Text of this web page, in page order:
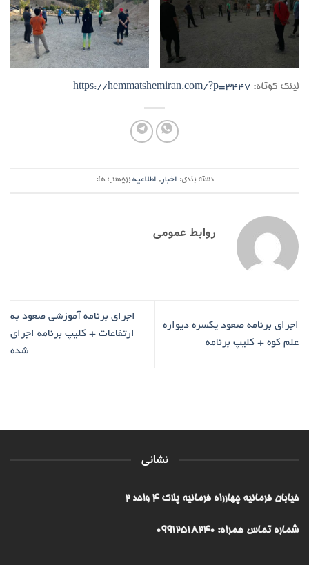
لینک کوتاه: https://hemmatshemiran.com/?p=3447
دسته بندی: اخبار, اطلاعیه برچسب ها:
روابط عمومی
اجرای برنامه صعود یکسره دیواره
علم کوه + کلیپ برنامه
اجرای برنامه آموزشی صعود به
ارتفاعات + کلیپ برنامه اجرای
شده
نشانی
خیابان فرمانیه چهارراه فرمانیه پلاک ۴ واحد ۲
شماره تماس همراه: 09912518240